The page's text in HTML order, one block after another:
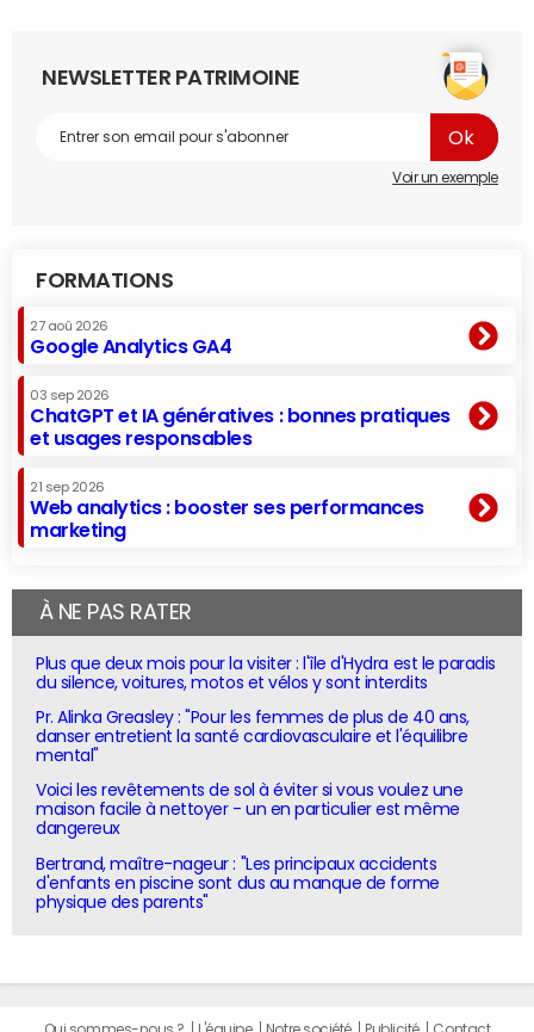
NEWSLETTER PATRIMOINE
Voir un exemple
FORMATIONS
27 aoû 2026
Google Analytics GA4
03 sep 2026
ChatGPT et IA génératives : bonnes pratiques
et usages responsables
21 sep 2026
Web analytics : booster ses performances
marketing
À NE PAS RATER
Plus que deux mois pour la visiter : l'île d'Hydra est le paradis
du silence, voitures, motos et vélos y sont interdits
Pr. Alinka Greasley : "Pour les femmes de plus de 40 ans,
danser entretient la santé cardiovasculaire et l'équilibre
mental"
Voici les revêtements de sol à éviter si vous voulez une
maison facile à nettoyer - un en particulier est même
dangereux
Bertrand, maître-nageur : "Les principaux accidents
d'enfants en piscine sont dus au manque de forme
physique des parents"
Qui sommes-nous ? L'équipe Notre société Publicité Contact